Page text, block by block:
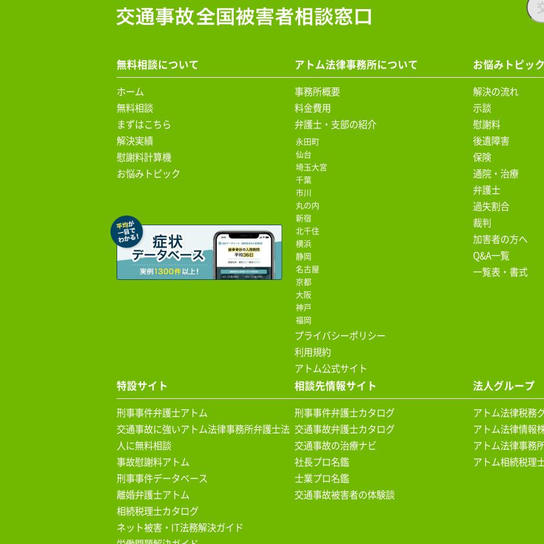
無料相談について
ホーム
無料相談
まずはこちら
解決実績
慰謝料計算機
お悩みトピック
アトム法律事務所について
事務所概要
料金費用
弁護士・支部の紹介
永田町
仙台
埼玉大宮
千葉
市川
丸の内
新宿
北千住
横浜
静岡
名古屋
京都
大阪
神戸
福岡
プライバシーポリシー
利用規約
アトム公式サイト
お悩みトピッ
解決の流れ
示談
慰謝料
後遺障害
保険
通院・治療
弁護士
過失割合
裁判
加害者の方へ
Q&A一覧
一覧表・書式
特設サイト
刑事事件弁護士アトム
交通事故に強いアトム法律事務所弁護士法
人に無料相談
事故慰謝料アトム
刑事事件データベース
離婚弁護士アトム
相続税理士カタログ
ネット被害・IT法務解決ガイド
相談先情報サイト
刑事事件弁護士カタログ
交通事故弁護士カタログ
交通事故の治療ナビ
社長プロ名鑑
士業プロ名鑑
交通事故被害者の体験談
法人グループ
アトム法律税務
アトム法律情報
アトム法律事務
アトム相続税理